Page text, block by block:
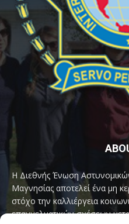
Η Διεθνής Ένωση
Μαγνησίας αποτελεί ένα μη
στόχο την καλλιέργεια
επαγγελματικών σχέσεων